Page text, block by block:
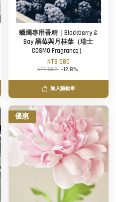
蠟燭專用香精｜Blackberry &
Bay 黑莓與月桂葉（瑞士
COSMO Fragrance）
NT$ 580
NT$ 665 -12.8%
加入購物車
優惠